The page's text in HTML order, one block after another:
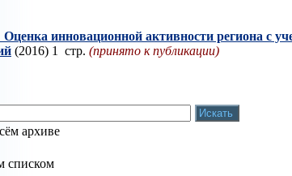
Оценка инновационной активности региона с
(2016) 1 стр. (принято к публикации)
архиве
списком